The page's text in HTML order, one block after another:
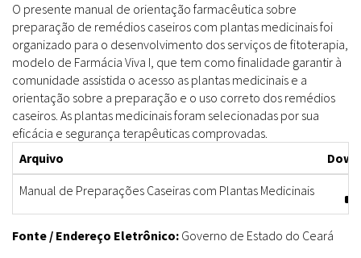
O presente manual de orientação farmacêutica sobre
preparação de remédios caseiros com plantas medicinais foi
organizado para o desenvolvimento dos serviços de fitoterapia,
modelo de Farmácia Viva I, que tem como finalidade garantir à
comunidade assistida o acesso as plantas medicinais e a
orientação sobre a preparação e o uso correto dos remédios
caseiros. As plantas medicinais foram selecionadas por sua
eficácia e segurança terapêuticas comprovadas.
Arquivo
Manual de Preparações Caseiras com Plantas Medicinais
Fonte / Endereço Eletrônico: Governo de Estado do Ceará